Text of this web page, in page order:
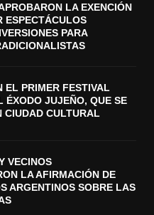
LA EXENCIÓN
ESPECTÁCULOS
PARA
EL PRIMER FESTIVAL
ÉXODO JUJEÑO, QUE SE
CIUDAD CULTURAL
VECINOS
LA AFIRMACIÓN DE
ARGENTINOS SOBRE LAS